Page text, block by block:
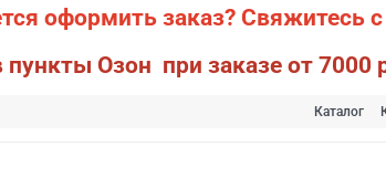
оформить заказ? Свяжитесь
пункты Озон при заказе от 7000
Каталог